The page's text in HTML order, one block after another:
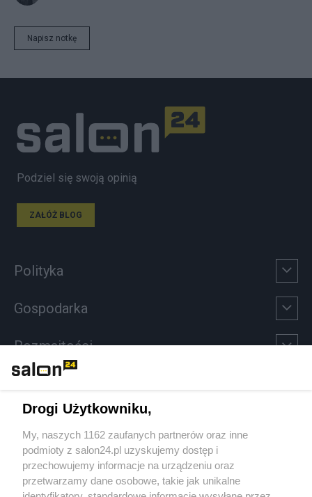
Napisz notkę
Podziel się swoją opinią
ZAŁÓŻ BLOG
Polityka
Gospodarka
Rozmaitości
Sport
Społeczeństwo
Drogi Użytkowniku,
My, naszych 1162 zaufanych partnerów oraz inne
podmioty z salon24.pl uzyskujemy dostęp i
przechowujemy informacje na urządzeniu oraz
przetwarzamy dane osobowe, takie jak unikalne